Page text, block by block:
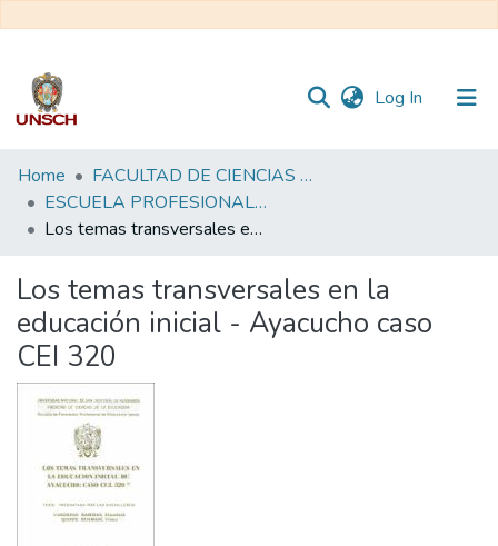
Log In (current)
Communities
&
Collections
Statistics
Home
FACULTAD DE CIENCIAS DE LA EDUCACIÓN
ESCUELA PROFESIONAL DE EDUCACIÓN INICIAL
Los temas transversales en la educación inicial - Ayacucho caso CEI 320
Los temas transversales en la
educación inicial - Ayacucho caso
CEI 320